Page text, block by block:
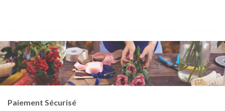
Paiement Sécurisé